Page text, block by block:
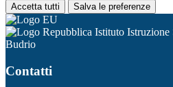
Accetta tutti Salva le preferenze
Istituto
Budrio
Contatti